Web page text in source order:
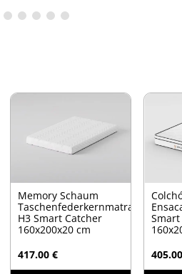
Memory Schaum
Taschenfederkernmatratze
H3 Smart Catcher
160x200x20 cm
417.00 €